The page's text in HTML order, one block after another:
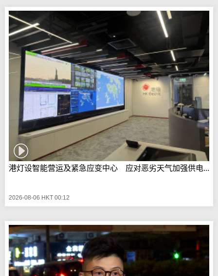
港灯设智能营运及紧急应变中心 应对恶劣天气加强供电...
2026-08-06 HKT 00:12